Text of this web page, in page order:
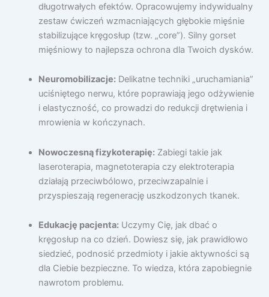
długotrwałych efektów. Opracowujemy indywidualny
zestaw ćwiczeń wzmacniających głębokie mięśnie
stabilizujące kręgosłup (tzw. „core”). Silny gorset
mięśniowy to najlepsza ochrona dla Twoich dysków.
Neuromobilizacje:Delikatne techniki „uruchamiania”
uciśniętego nerwu, które poprawiają jego odżywienie
i elastyczność, co prowadzi do redukcji drętwienia i
mrowienia w kończynach.
Nowoczesną fizykoterapię:Zabiegi takie jak
laseroterapia, magnetoterapia czy elektroterapia
działają przeciwbólowo, przeciwzapalnie i
przyspieszają regenerację uszkodzonych tkanek.
Edukację pacjenta:Uczymy Cię, jak dbać o
kręgosłup na co dzień. Dowiesz się, jak prawidłowo
siedzieć, podnosić przedmioty i jakie aktywności są
dla Ciebie bezpieczne. To wiedza, która zapobiegnie
nawrotom problemu.